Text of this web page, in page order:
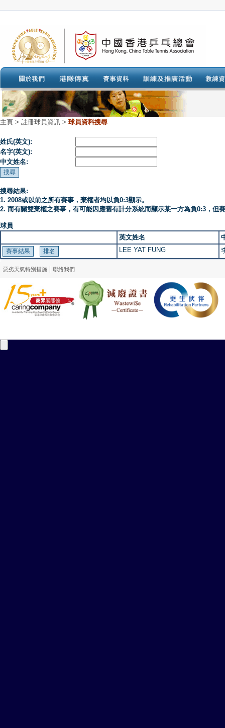
主頁 > 註冊球員資訊 > 球員資料搜尋
姓氏(英文):
名字(英文):
中文姓名:
搜尋結果:
1. 2008或以前之所有賽事，棄權者均以負0:3顯示。
2. 而有關雙棄權之賽事，有可能因應舊有計分系統而顯示某一方為負0:3，但
球員
英文姓名
LEE YAT FUNG